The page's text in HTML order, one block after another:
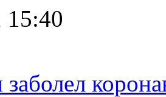
15:40
заболел